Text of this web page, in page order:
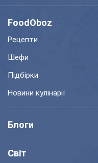
FoodOboz
Рецепти
Шефи
Підбірки
Новини кулінарії
Блоги
Світ